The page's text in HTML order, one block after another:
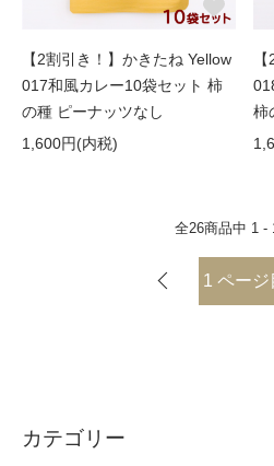
【2割引き！】かきたね Yellow
017和風カレー10袋セット 柿
の種 ピーナッツなし
1,600円(内税)
柿
全26商品中 1 -
1 ページ
カテゴリー